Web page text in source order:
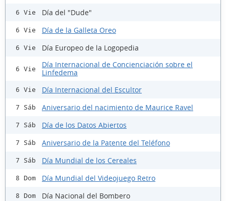
6 Vie Día del "Dude"
6 Vie Día de la Galleta Oreo
6 Vie Día Europeo de la Logopedia
6 Vie
Día Internacional de Concienciación sobre el
Linfedema
6 Vie Día Internacional del Escultor
7 Sáb Aniversario del nacimiento de Maurice Ravel
7 Sáb Día de los Datos Abiertos
7 Sáb Aniversario de la Patente del Teléfono
7 Sáb Día Mundial de los Cereales
8 Dom Día Mundial del Videojuego Retro
8 Dom Día Nacional del Bombero